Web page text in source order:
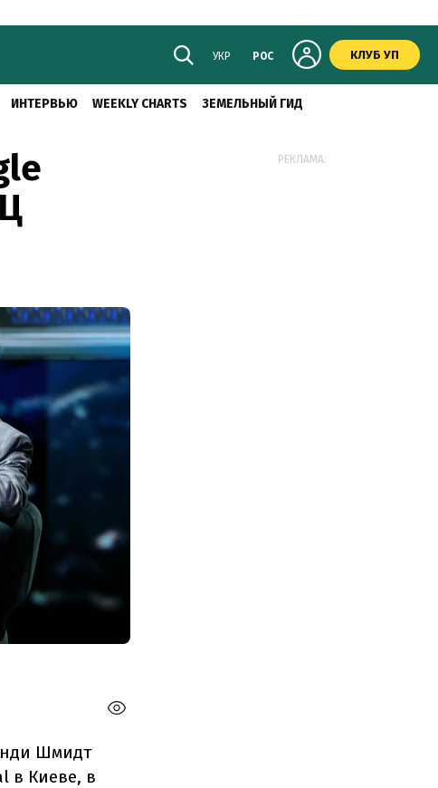
УКР РОС КЛУБ УП
ИНТЕРВЬЮ WEEKLY CHARTS ЗЕМЕЛЬНЫЙ ГИД
Шмидт
в Киеве, в
РЕКЛАМА: